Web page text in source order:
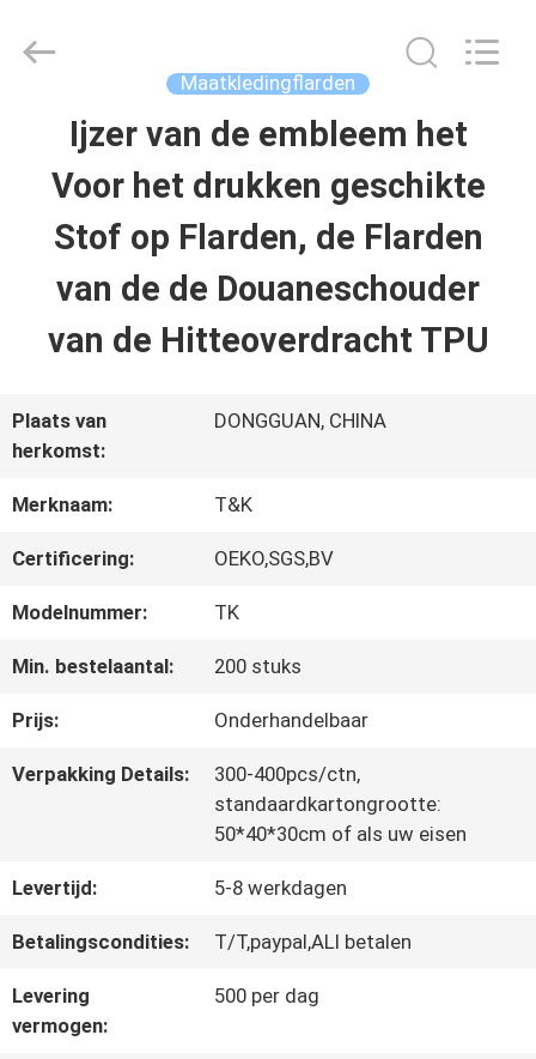
THUIS
PRODUCTEN
OVER
ONS
FABRIEKSREIS
CONTACTEER
ONS
NIEUWS
GEVALLEN
VR
SHOW
Accessories
Co.,Ltd.
Maatkledingflarden
Ijzer van de embleem het
Voor het drukken geschikte
Stof op Flarden, de Flarden
van de de Douaneschouder
van de Hitteoverdracht TPU
Plaats van
herkomst:
DONGGUAN, CHINA
Merknaam: T&K
Certificering: OEKO,SGS,BV
Modelnummer: TK
Min. bestelaantal: 200 stuks
Prijs: Onderhandelbaar
Verpakking Details:
300-400pcs/ctn,
standaardkartongrootte:
50*40*30cm of als uw eisen
Levertijd: 5-8 werkdagen
Betalingscondities: T/T,paypal,ALI betalen
Levering
vermogen:
500 per dag